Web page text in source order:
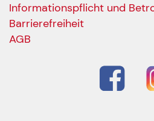
Informationspflicht und
Barrierefreiheit
AGB